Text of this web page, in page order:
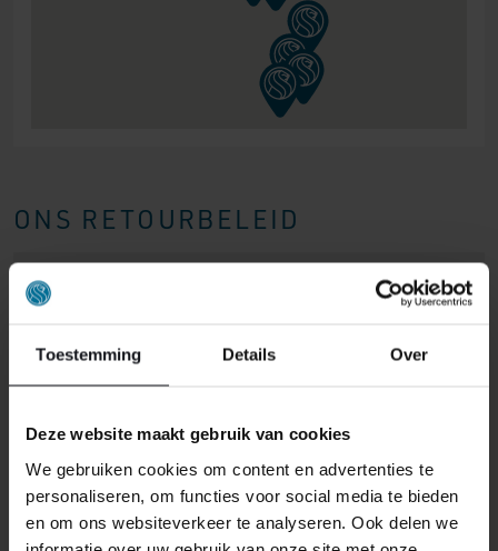
Toestemming Details Over
Deze website maakt gebruik van cookies
We gebruiken cookies om content en advertenties te
personaliseren, om functies voor social media te bieden
en om ons websiteverkeer te analyseren. Ook delen we
ONS RETOURBELEID
boxspringsets vallen NIET onder de retour
regels en kunnen niet door ons retour
Het kan wel eens voorkomen dat u een bestelling
retour wilt sturen. Wellicht omdat het product toch niet
bevalt of misschien dat er een andere reden is waarom